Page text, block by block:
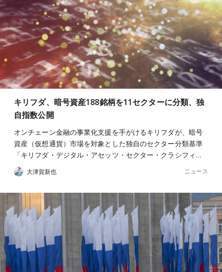
キリフダ、暗号資産188銘柄を11セクターに分類、独
自指数公開
オンチェーン金融の事業化支援を手がけるキリフダが、暗号
資産（仮想通貨）市場を対象とした独自のセクター分類基準
「キリフダ・デジタル・アセッツ・セクター・クラシフィ…
大津賀新也 ニュース